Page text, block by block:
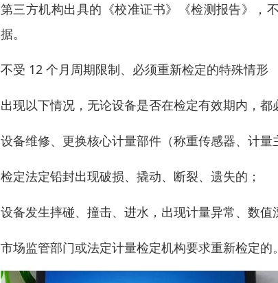
第三方机构出具的《校准证书》《检测报告》，
据。
不受 12 个月周期限制、必须重新检定的特殊情形
出现以下情况，无论设备是否在检定有效期内，
设备维修、更换核心计量部件（称重传感器、计量
检定法定铅封出现破损、撬动、断裂、遗失的；
设备发生摔碰、撞击、进水，出现计量异常、数值
市场监管部门或法定计量检定机构要求重新检定的。